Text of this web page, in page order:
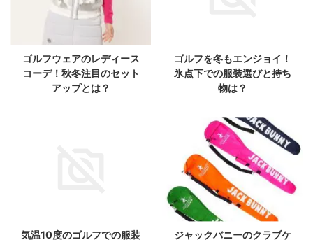
ゴルフウェアのレディース
コーデ！秋冬注目のセット
アップとは？
ゴルフを冬もエンジョイ！
氷点下での服装選びと持ち
物は？
気温10度のゴルフでの服装
ジャックバニーのクラブケ